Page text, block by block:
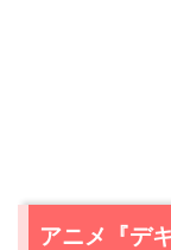
アニメ『デ